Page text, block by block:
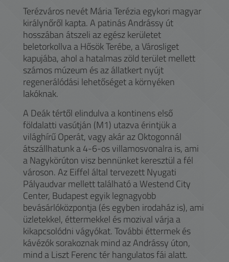
Terézváros nevét Mária Terézia egykori magyar
királynőről kapta. A patinás Andrássy út
hosszában átszeli az egész kerületet
beletorkollva a Hősök Terébe, a Városliget
kapujába, ahol a hatalmas zöld terület mellett
számos múzeum és az állatkert nyújt
regenerálódási lehetőséget a környéken
lakóknak.
A Deák tértől elindulva a kontinens első
földalatti vasútján (M1) utazva érintjük a
világhírű Operát, vagy akár az Oktogonnál
átszállhatunk a 4-6-os villamosvonalra is, ami
a Nagykörúton visz bennünket keresztül a fél
városon. Az Eiffel által tervezett Nyugati
Pályaudvar mellett található a Westend City
Center, Budapest egyik legnagyobb
bevásárlóközpontja (és egyben irodaház is), ami
üzletekkel, éttermekkel és mozival várja a
kikapcsolódni vágyókat. További éttermek és
kávézók sorakoznak mind az Andrássy úton,
mind a Liszt Ferenc tér hangulatos fái alatt.